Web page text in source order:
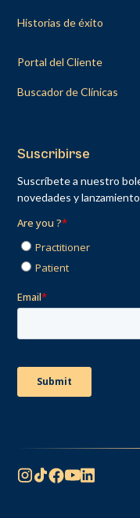
Historias de éxito
Portal del Cliente
Buscador de Clínicas
Suscribirse
Suscríbete a nuestro
novedades y